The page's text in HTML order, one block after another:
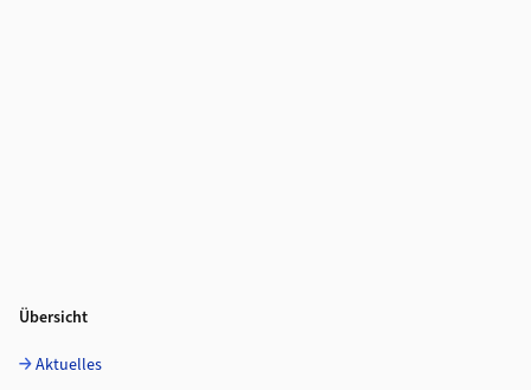
Übersicht
Aktuelles